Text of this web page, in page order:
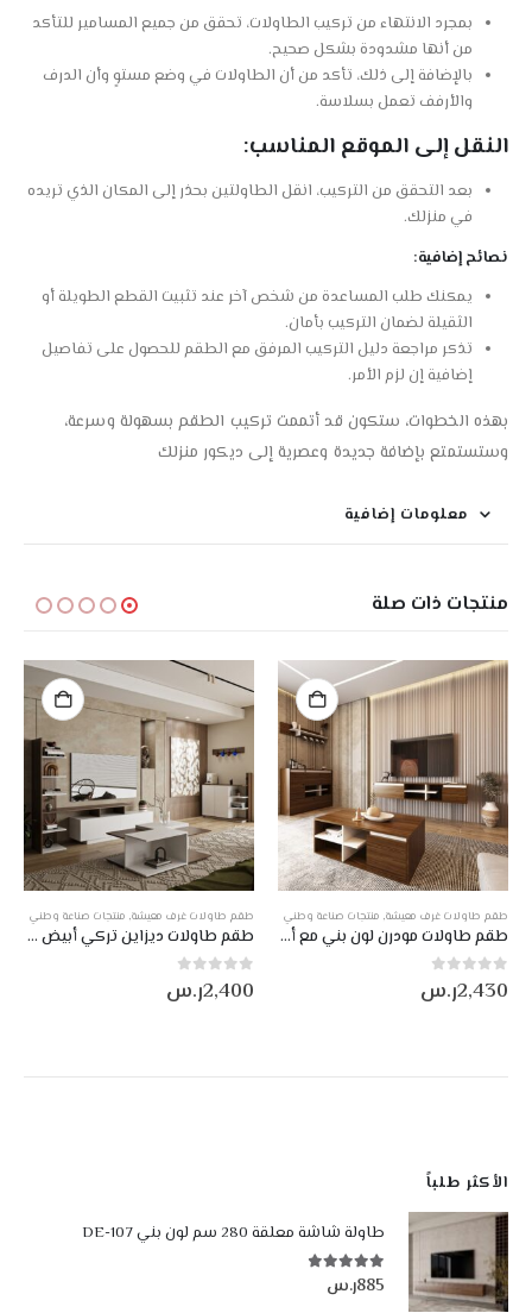
بمجرد الانتهاء من تركيب الطاولات، تحقق من جميع المسامير للتأكد
من أنها مشدودة بشكل صحيح.
بالإضافة إلى ذلك، تأكد من أن الطاولات في وضع مستوٍ وأن الدرف
والأرفف تعمل بسلاسة.
النقل إلى الموقع المناسب:
بعد التحقق من التركيب، انقل الطاولتين بحذر إلى المكان الذي تريده
في منزلك.
نصائح إضافية:
يمكنك طلب المساعدة من شخص آخر عند تثبيت القطع الطويلة أو
الثقيلة لضمان التركيب بأمان.
تذكر مراجعة دليل التركيب المرفق مع الطقم للحصول على تفاصيل
إضافية إن لزم الأمر.
بهذه الخطوات، ستكون قد أتممت تركيب الطقم بسهولة وسرعة،
وستستمتع بإضافة جديدة وعصرية إلى ديكور منزلك
معلومات إضافية
منتجات ذات صلة
طقم طاولات غرف معيشة, منتجات صناعة وطني
طقم طاولات مودرن لون بني مع أبيض DE-906
0 من أصل 5
2,430ر.س
طقم طاولات غرف معيشة, منتجات صناعة وطني
طقم طاولات ديزاين تركي أبيض مع بني DE-922
0 من أصل 5
2,400ر.س
الأكثر طلباً
طاولة شاشة معلقة 280 سم لون بني DE-107
4.84 من أصل 5 885ر.س